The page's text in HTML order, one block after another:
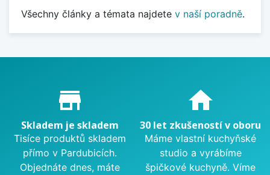
Všechny články a témata najdete v naší poradně.
Proč nakupovat u nás?
store_mall_directory
Skladem je skladem
Tisíce produktů skladem
přímo v Pardubicích.
Objednáte dnes, máte
home
30 let zkušeností v oboru
Máme vlastní kuchyňské
studio a vyrábíme
špičkové kuchyně. Víme